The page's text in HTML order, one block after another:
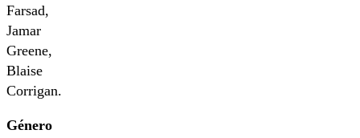
Farsad,
Jamar
Greene,
Blaise
Corrigan.
Género